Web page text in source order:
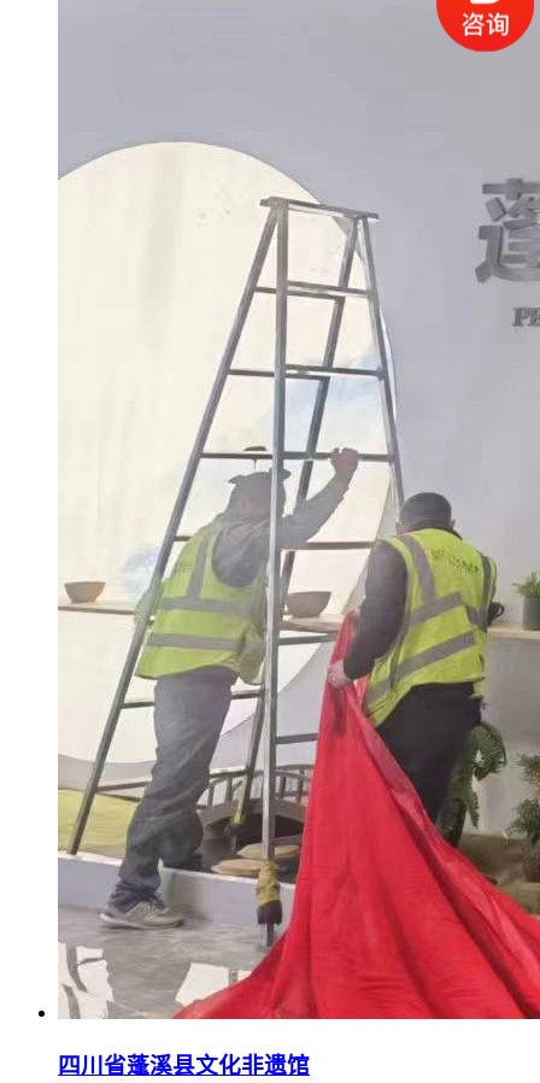
四川省蓬溪县文化非遗馆